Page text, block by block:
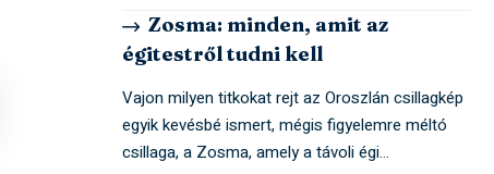
Zosma: minden, amit az
égitestről tudni kell
Vajon milyen titkokat rejt az Oroszlán csillagkép
egyik kevésbé ismert, mégis figyelemre méltó
csillaga, a Zosma, amely a távoli égi…